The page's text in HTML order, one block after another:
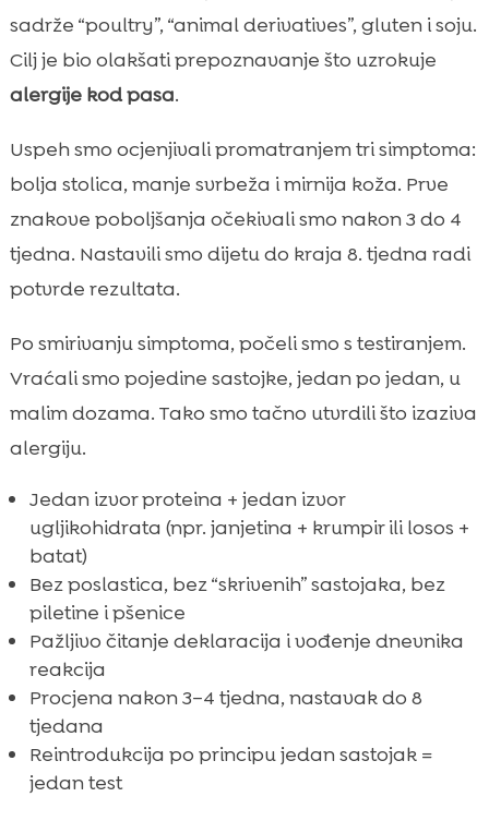
sadrže “poultry”, “animal derivatives”, gluten i soju.
Cilj je bio olakšati prepoznavanje što uzrokuje
alergije kod pasa.
Uspeh smo ocjenjivali promatranjem tri simptoma:
bolja stolica, manje svrbeža i mirnija koža. Prve
znakove poboljšanja očekivali smo nakon 3 do 4
tjedna. Nastavili smo dijetu do kraja 8. tjedna radi
potvrde rezultata.
Po smirivanju simptoma, počeli smo s testiranjem.
Vraćali smo pojedine sastojke, jedan po jedan, u
malim dozama. Tako smo tačno utvrdili što izaziva
alergiju.
Jedan izvor proteina + jedan izvor
ugljikohidrata (npr. janjetina + krumpir ili losos +
batat)
Bez poslastica, bez “skrivenih” sastojaka, bez
piletine i pšenice
Pažljivo čitanje deklaracija i vođenje dnevnika
reakcija
Procjena nakon 3–4 tjedna, nastavak do 8
tjedana
Reintrodukcija po principu jedan sastojak =
jedan test